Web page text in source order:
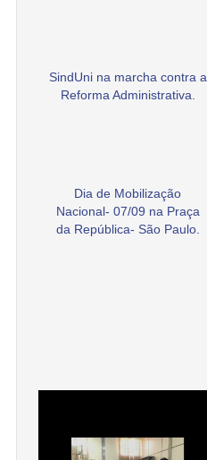
SindUni na marcha contra a
Reforma Administrativa.
Dia de Mobilização
Nacional- 07/09 na Praça
da República- São Paulo.